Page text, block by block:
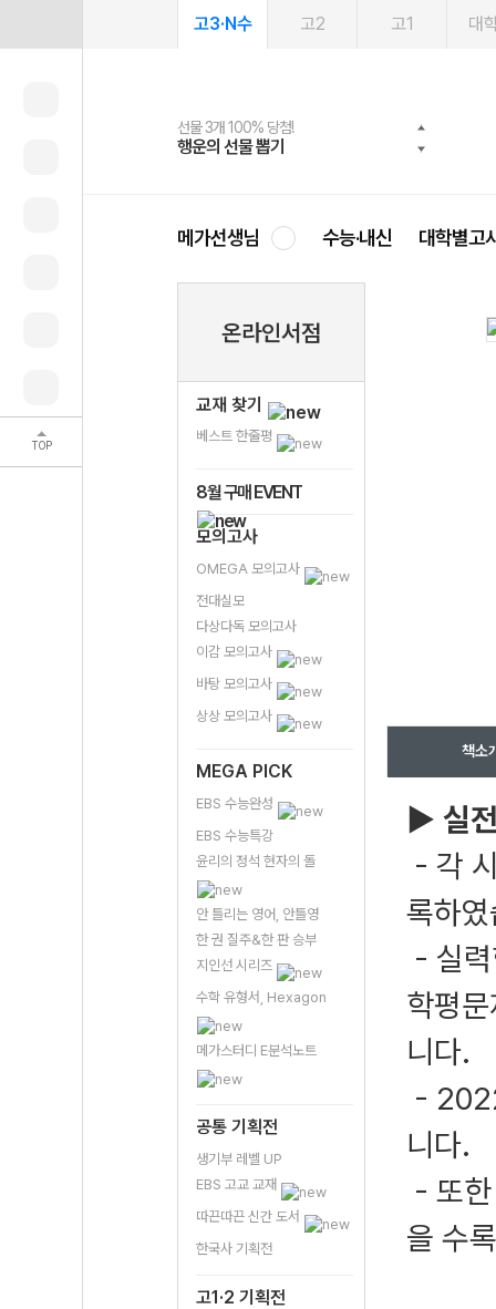
TOP
고3·N수 고2 고1 대
선물 3개 100% 당첨!
행운의 선물 뽑기
선물 100% 증정!
메가스터디 X 올리브
여름방학 스터디 캐시백
메가런 썸머스쿨
2027 러셀 단과
강사 공개선발
스마트러닝앱
설문 EVENT
메가패스
3일 무료 체험권
메가패스 수강생 무료혜택!
메가클럽 멤버십
사회공헌 캠페인
희망이룸 메가나눔
메가선생님 수능·내신 대학별고
온라인서점
교재 찾기
베스트 한줄평
8월 구매 EVENT
모의고사
OMEGA 모의고사
전대실모
다상다독 모의고사
이감 모의고사
바탕 모의고사
상상 모의고사
MEGA PICK
EBS 수능완성
EBS 수능특강
윤리의 정석 현자의 돌
안 틀리는 영어, 안틀영
한 권 질주&한 판 승부
지인선 시리즈
수학 유형서, Hexagon
메가스터디 E분석노트
공통 기획전
생기부 레벨 UP
EBS 고교 교재
따끈따끈 신간 도서
한국사 기획전
고1·2 기획전
책소
▶ 실
- 각
록하
- 실
학평
니다.
-
니다.
- 또
을 수